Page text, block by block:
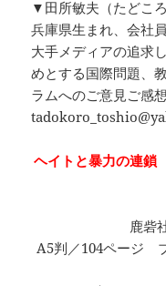
▼田所敏夫（たどこ
兵庫県生まれ、会社
大手メディアの追求
めとする国際問題、
ラムへのご意見ご感
ヘイトと暴力の連鎖
鹿砦
A5判／104ページ